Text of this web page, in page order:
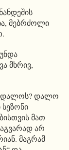
მებრძოლი
მხრივ,
დალოს?დალო
სეზონი
მათ
არ
მაგრამ